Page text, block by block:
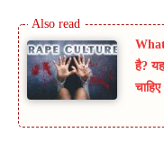
है?
चाहिए